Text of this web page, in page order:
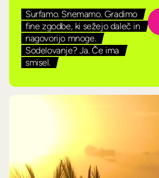
Surfamo. Snemamo. Gradimo
fine zgodbe, ki sežejo daleč in
nagovorijo mnoge.
Sodelovanje? Ja. Če ima
smisel.